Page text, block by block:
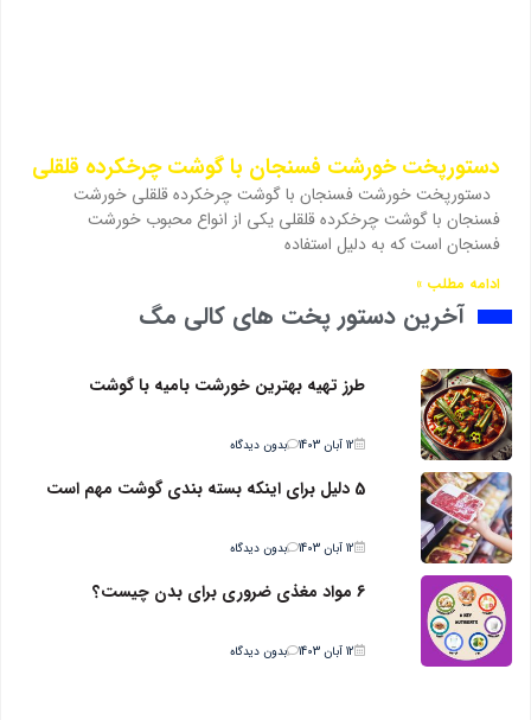
دستورپخت خورشت فسنجان با گوشت چرخکرده قلقلی
دستورپخت خورشت فسنجان با گوشت چرخکرده قلقلی خورشت
فسنجان با گوشت چرخکرده قلقلی یکی از انواع محبوب خورشت
فسنجان است که به دلیل استفاده
ادامه مطلب »
آخرین دستور پخت های کالی مگ
طرز تهیه بهترین خورشت بامیه با گوشت
12 آبان 1403 بدون دیدگاه
5 دلیل برای اینکه بسته بندی گوشت مهم است
12 آبان 1403 بدون دیدگاه
6 مواد مغذی ضروری برای بدن چیست؟
12 آبان 1403 بدون دیدگاه